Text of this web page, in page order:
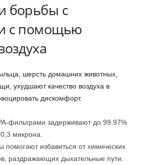
борьбы с
с помощью
шерсть домашних животных,
ухудшают качество воздуха в
дискомфорт.
фильтрами задерживают до 99.97%
микрона.
помогают избавиться от химических
раздражающих дыхательные пути.